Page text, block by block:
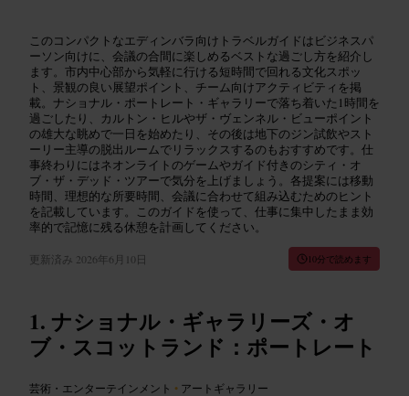
このコンパクトなエディンバラ向けトラベルガイドはビジネスパ
ーソン向けに、会議の合間に楽しめるベストな過ごし方を紹介し
ます。市内中心部から気軽に行ける短時間で回れる文化スポッ
ト、景観の良い展望ポイント、チーム向けアクティビティを掲
載。ナショナル・ポートレート・ギャラリーで落ち着いた1時間を
過ごしたり、カルトン・ヒルやザ・ヴェンネル・ビューポイント
の雄大な眺めで一日を始めたり、その後は地下のジン試飲やスト
ーリー主導の脱出ルームでリラックスするのもおすすめです。仕
事終わりにはネオンライトのゲームやガイド付きのシティ・オ
ブ・ザ・デッド・ツアーで気分を上げましょう。各提案には移動
時間、理想的な所要時間、会議に合わせて組み込むためのヒント
を記載しています。このガイドを使って、仕事に集中したまま効
率的で記憶に残る休憩を計画してください。
更新済み 2026年6月10日 10分で読めます
ナショナル・ギャラリーズ・オ
ブ・スコットランド：ポートレート
芸術・エンターテインメント • アートギャラリー